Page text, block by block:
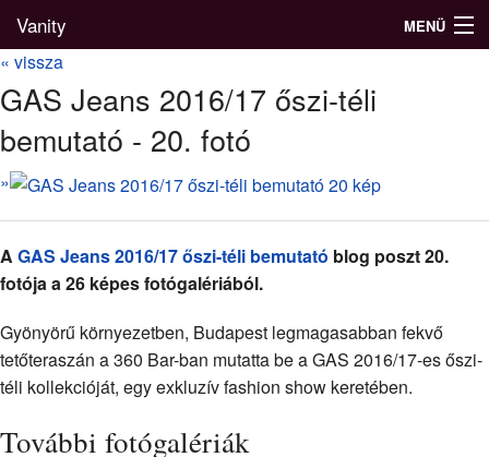
Vanity MENÜ
Divatblog
Divatkatalógus
Üzletek
Képgalériák
« vissza
GAS Jeans 2016/17 őszi-téli
bemutató - 20. fotó
»
A GAS Jeans 2016/17 őszi-téli bemutató blog poszt 20.
fotója a 26 képes fotógalériából.
Gyönyörű környezetben, Budapest legmagasabban fekvő
tetőteraszán a 360 Bar-ban mutatta be a GAS 2016/17-es őszi-
téli kollekcióját, egy exkluzív fashion show keretében.
További fotógalériák